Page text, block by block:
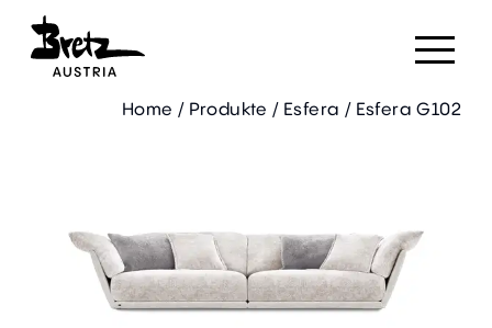
Home / Produkte / Esfera / Esfera G102